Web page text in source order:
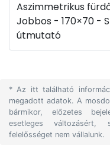
Aszimmetrikus
Jobbos - 170×70 -
útmutató
* Az itt található
megadott adatok. A
bármikor, előzetes
esetleges változásért,
felelősséget nem vállalunk.